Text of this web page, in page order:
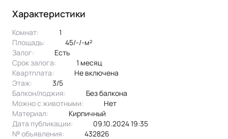
машина, телевизор, wi-fi, кондиционер.
Характеристики
Комнат:
1
Площадь:
45/-/-м²
Залог:
есть
Срок залога:
1 месяц
Квартплата:
не включена
Этаж:
3/5
Балкон/лоджия:
без балкона
Можно с животными:
нет
Материал:
кирпичный
Дата публикации:
09.10.2024 19:35
№ объявления:
432826